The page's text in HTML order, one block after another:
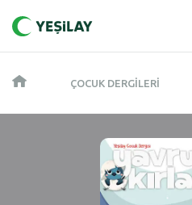
ÇOCUK DERGILERI